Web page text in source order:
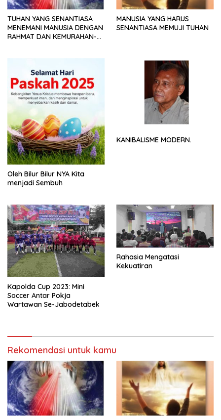
TUHAN YANG SENANTIASA
MENEMANI MANUSIA DENGAN
RAHMAT DAN KEMURAHAN-
MANUSIA YANG HARUS
SENANTIASA MEMUJI TUHAN
Oleh Bilur Bilur NYA Kita
menjadi Sembuh
KANIBALISME MODERN.
Kapolda Cup 2023: Mini
Soccer Antar Pokja
Wartawan Se-Jabodetabek
Rahasia Mengatasi
Kekuatiran
Rekomendasi untuk kamu